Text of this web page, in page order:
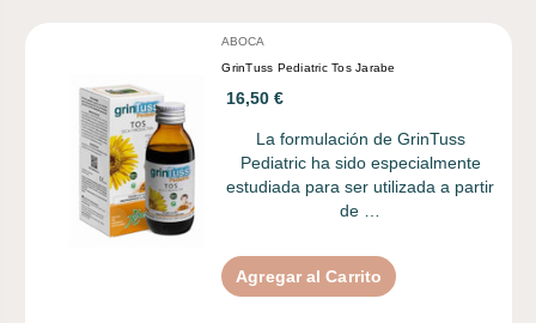
ABOCA
GrinTuss Pediatric Tos Jarabe
16,50 €
La formulación de GrinTuss
Pediatric ha sido especialmente
estudiada para ser utilizada a partir
de …
Agregar al Carrito